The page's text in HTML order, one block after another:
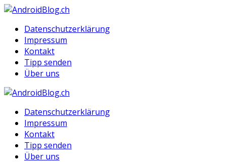
Menu
MenuDatenschutzerklärung
Impressum
Kontakt
Tipp senden
Über uns
Datenschutzerklärung
Impressum
Kontakt
Tipp senden
Über uns